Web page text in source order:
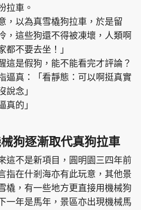
拉車。
，以為真雪橇狗拉車，於是留
，這些狗還不得被凍壞，人類啊
都不要去坐！」
這是假狗，能不能看完才評論？
逼真：「看靜態：可以啊挺真實
說念」
真的」
狗逐漸取代真狗拉車
這不是新項目，圓明園三四年前
指在什剎海亦有此玩意，其他景
橇，有一些地方更直接用機械狗
一年是馬年，景區亦出現機械馬